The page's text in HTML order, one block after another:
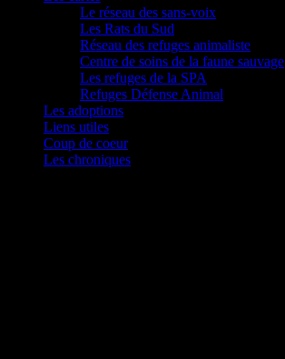
Le réseau des sans-voix
Les Rats du Sud
Réseau des refuges animaliste
Centre de soins de la faune sauvage
Les refuges de la SPA
Refuges Défense Animal
Les adoptions
Liens utiles
Coup de coeur
Les chroniques